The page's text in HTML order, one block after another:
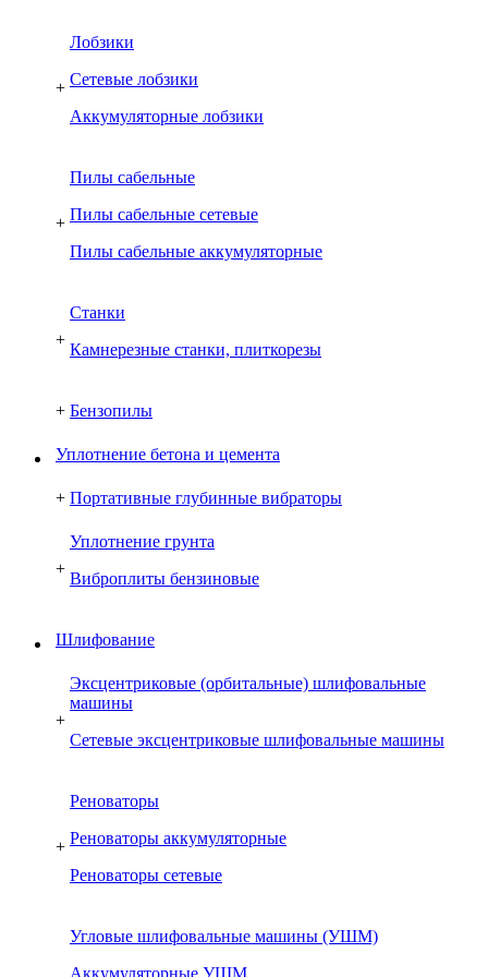
+
Лобзики
Сетевые лобзики
Аккумуляторные лобзики
+
Пилы сабельные
Пилы сабельные сетевые
Пилы сабельные аккумуляторные
+
Cтанки
Камнерезные станки, плиткорезы
+ Бензопилы
Уплотнение бетона и цемента
+ Портативные глубинные вибраторы
+
Уплотнение грунта
Виброплиты бензиновые
Шлифование
+
Эксцентриковые (орбитальные) шлифовальные
машины
Сетевые эксцентриковые шлифовальные машины
+
Реноваторы
Реноваторы аккумуляторные
Реноваторы сетевые
Угловые шлифовальные машины (УШМ)
Аккумуляторные УШМ